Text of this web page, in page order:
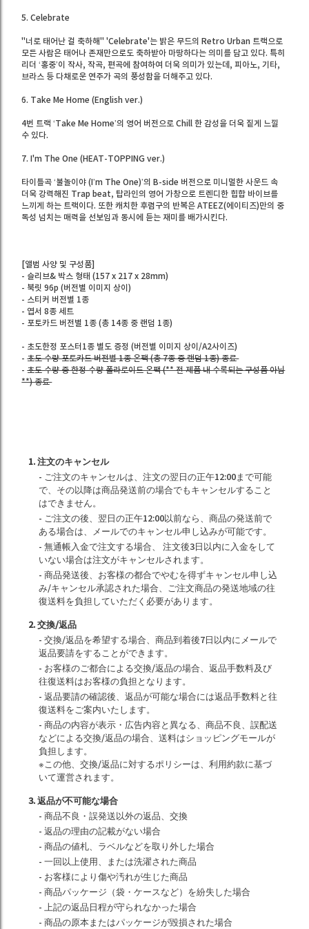
5. Celebrate
"너로 태어난 걸 축하해" 'Celebrate'는 밝은 무드의 Retro Urban 트랙으로
모든 사람은 태어나 존재만으로도 축하받아 마땅하다는 의미를 담고 있다. 특히
리더 ‘홍중’이 작사, 작곡, 편곡에 참여하여 더욱 의미가 있는데, 피아노, 기타,
브라스 등 다채로운 연주가 곡의 풍성함을 더해주고 있다.
6. Take Me Home (English ver.)
4번 트랙 ‘Take Me Home’의 영어 버전으로 Chill 한 감성을 더욱 짙게 느낄
수 있다.
7. I'm The One (HEAT-TOPPING ver.)
타이틀곡 ‘불놀이야 (I’m The One)’의 B-side 버전으로 미니멀한 사운드 속
더욱 강력해진 Trap beat, 탑라인의 영어 가창으로 트렌디한 힙합 바이브를
느끼게 하는 트랙이다. 또한 캐치한 후렴구의 반복은 ATEEZ(에이티즈)만의 중
독성 넘치는 매력을 선보임과 동시에 듣는 재미를 배가시킨다.
[앨범 사양 및 구성품]
- 슬리브& 박스 형태 (157 x 217 x 28mm)
- 북릿 96p (버전별 이미지 상이)
- 스티커 버전별 1종
- 엽서 8종 세트
- 포토카드 버전별 1종 (총 14종 중 랜덤 1종)
- 초도한정 포스터1종 별도 증정 (버전별 이미지 상이/A2사이즈)
-초도 수량 포토카드 버전별 1종 온팩 (총 7종 중 랜덤 1종) 종료
-초도 수량 중 한정 수량 폴라로이드 온팩 (** 전 제품 내 수록되는 구성품 아님
**) 종료
1. 注文のキャンセル
- ご注文のキャンセルは、注文の翌日の正午12:00まで可能
で、その以降は商品発送前の場合でもキャンセルすること
はできません。
- ご注文の後、翌日の正午12:00以前なら、商品の発送前で
ある場合は、メールでのキャンセル申し込みが可能です。
- 無通帳入金で注文する場合、 注文後3日以内に入金をして
いない場合は注文がキャンセルされます。
- 商品発送後、お客様の都合でやむを得ずキャンセル申し込
み/キャンセル承認された場合、ご注文商品の発送地域の往
復送料を負担していただく必要があります。
2. 交換/返品
- 交換/返品を希望する場合、商品到着後7日以内にメールで
返品要請をすることができます。
- お客様のご都合による交換/返品の場合、返品手数料及び
往復送料はお客様の負担となります。
- 返品要請の確認後、返品が可能な場合には返品手数料と往
復送料をご案内いたします。
- 商品の内容が表示・広告内容と異なる、商品不良、誤配送
などによる交換/返品の場合、送料はショッピングモールが
負担します。
※この他、交換/返品に対するポリシーは、利用約款に基づ
いて運営されます。
3. 返品が不可能な場合
- 商品不良・誤発送以外の返品、交換
- 返品の理由の記載がない場合
- 商品の値札、ラベルなどを取り外した場合
- 一回以上使用、または洗濯された商品
- お客様により傷や汚れが生じた商品
- 商品パッケージ（袋・ケースなど）を紛失した場合
- 上記の返品日程が守られなかった場合
- 商品の原本またはパッケージが毀損された場合